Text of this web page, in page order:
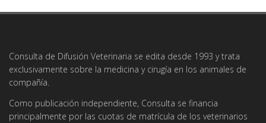
Consulta de Difusión Veterinaria se edita desde 1993 y trata
exclusivamente sobre la medicina y cirugía en los animales de
compañía.
Como publicación independiente, Consulta se financia
principalmente por las cuotas de matrícula de los veterinarios